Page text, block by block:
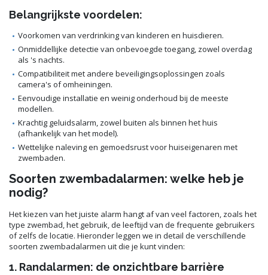
Belangrijkste voordelen:
Voorkomen van verdrinking van kinderen en huisdieren.
Onmiddellijke detectie van onbevoegde toegang, zowel overdag
als 's nachts.
Compatibiliteit met andere beveiligingsoplossingen zoals
camera's of omheiningen.
Eenvoudige installatie en weinig onderhoud bij de meeste
modellen.
Krachtig geluidsalarm, zowel buiten als binnen het huis
(afhankelijk van het model).
Wettelijke naleving en gemoedsrust voor huiseigenaren met
zwembaden.
Soorten zwembadalarmen: welke heb je
nodig?
Het kiezen van het juiste alarm hangt af van veel factoren, zoals het
type zwembad, het gebruik, de leeftijd van de frequente gebruikers
of zelfs de locatie. Hieronder leggen we in detail de verschillende
soorten zwembadalarmen uit die je kunt vinden:
1. Randalarmen: de onzichtbare barrière